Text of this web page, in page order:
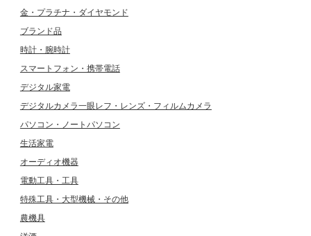
金・プラチナ・ダイヤモンド
ブランド品
時計・腕時計
スマートフォン・携帯電話
デジタル家電
デジタルカメラ一眼レフ・レンズ・フィルムカメラ
パソコン・ノートパソコン
生活家電
オーディオ機器
電動工具・工具
特殊工具・大型機械・その他
農機具